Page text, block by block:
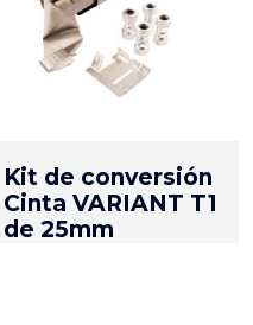
Kit de conversión
Cinta VARIANT T1
de 25mm